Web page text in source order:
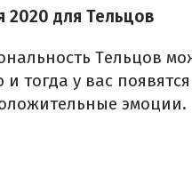
2020 для Тельцов
Тельцов
тогда у вас
эмоции.